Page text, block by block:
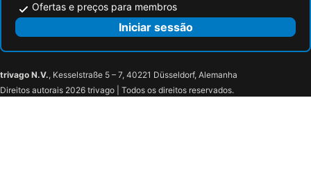
Ofertas e preços para membros
Iniciar sessão
trivago N.V., Kesselstraße 5 – 7, 40221 Düsseldorf, Alemanha
Direitos autorais 2026 trivago | Todos os direitos reservados.